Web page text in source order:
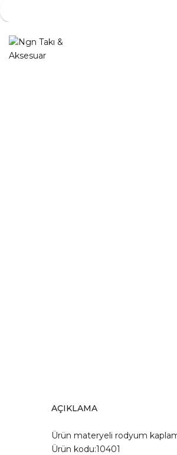
AÇIKLAMA
Ürün materyeli rodyum
Ürün kodu:10401